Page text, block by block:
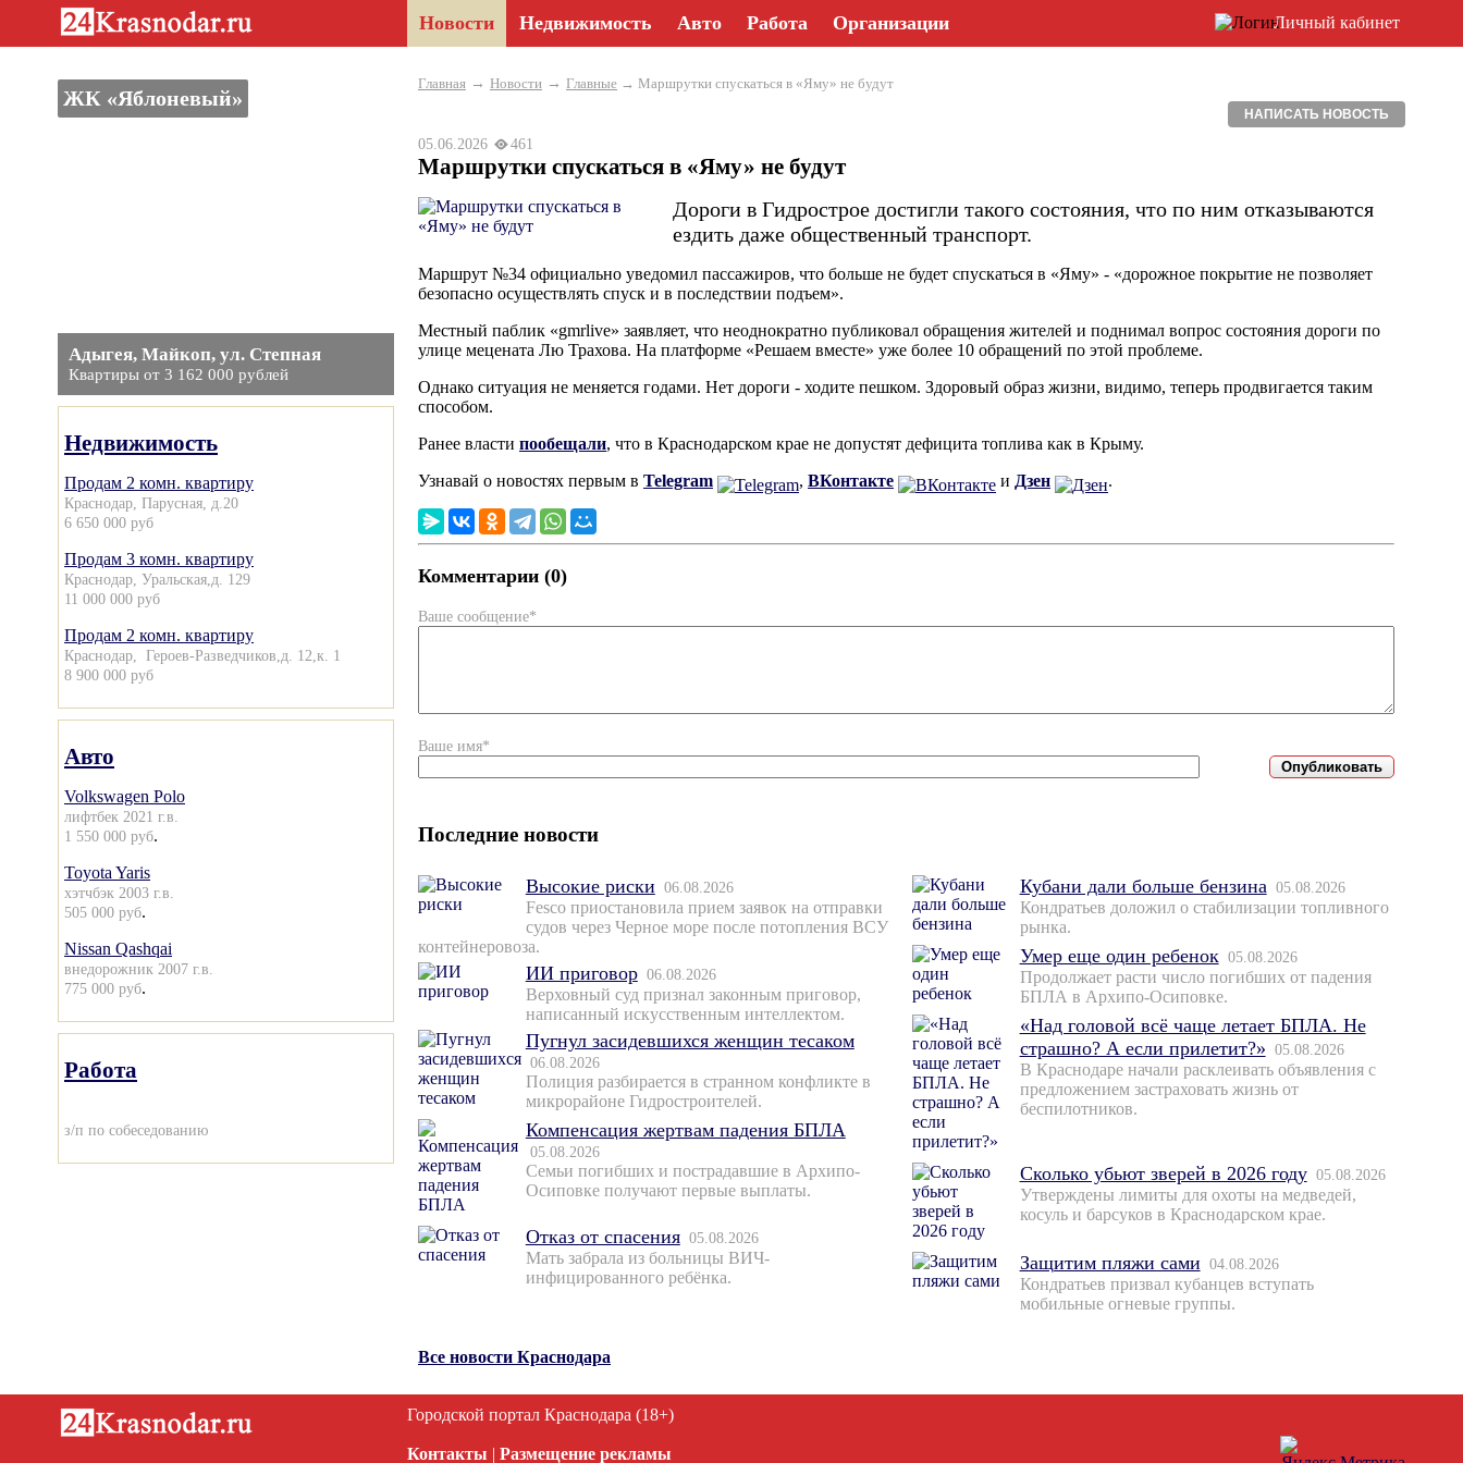
Новости Недвижимость Авто Работа Организации Личный кабинет
ЖК «Яблоневый»
Адыгея, Майкоп, ул. Степная
Квартиры от 3 162 000 рублей
Недвижимость
Продам 2 комн. квартиру
Краснодар, Парусная, д.20
6 650 000 руб
Продам 3 комн. квартиру
Краснодар, Уральская,д. 129
11 000 000 руб
Продам 2 комн. квартиру
Краснодар, Героев-Разведчиков,д. 12,к. 1
8 900 000 руб
Авто
Volkswagen Polo
лифтбек 2021 г.в.
1 550 000 руб.
Toyota Yaris
хэтчбэк 2003 г.в.
505 000 руб.
Nissan Qashqai
внедорожник 2007 г.в.
775 000 руб.
Работа
з/п по собеседованию
Главная → Новости → Главные → Маршрутки спускаться в «Яму» не будут
НАПИСАТЬ НОВОСТЬ
05.06.2026 461
Маршрутки спускаться в «Яму» не будут
Дороги в Гидрострое достигли такого состояния, что по ним отказываются
ездить даже общественный транспорт.
Маршрут №34 официально уведомил пассажиров, что больше не будет спускаться в «Яму» - «дорожное покрытие не позволяет
безопасно осуществлять спуск и в последствии подъем».
Местный паблик «gmrlive» заявляет, что неоднократно публиковал обращения жителей и поднимал вопрос состояния дороги по
улице мецената Лю Трахова. На платформе «Решаем вместе» уже более 10 обращений по этой проблеме.
Однако ситуация не меняется годами. Нет дороги - ходите пешком. Здоровый образ жизни, видимо, теперь продвигается таким
способом.
Ранее власти пообещали, что в Краснодарском крае не допустят дефицита топлива как в Крыму.
Узнавай о новостях первым в Telegram , ВКонтакте и Дзен .
Комментарии (0)
Ваше сообщение*
Ваше имя*
Последние новости
Высокие риски 06.08.2026
Fesco приостановила прием заявок на отправки
судов через Черное море после потопления ВСУ
контейнеровоза.
ИИ приговор 06.08.2026
Верховный суд признал законным приговор,
написанный искусственным интеллектом.
Пугнул засидевшихся женщин тесаком
06.08.2026
Полиция разбирается в странном конфликте в
микрорайоне Гидростроителей.
Компенсация жертвам падения БПЛА
05.08.2026
Семьи погибших и пострадавшие в Архипо-
Осиповке получают первые выплаты.
Отказ от спасения 05.08.2026
Мать забрала из больницы ВИЧ-
инфицированного ребёнка.
Кубани дали больше бензина 05.08.2026
Кондратьев доложил о стабилизации топливного
рынка.
Умер еще один ребенок 05.08.2026
Продолжает расти число погибших от падения
БПЛА в Архипо-Осиповке.
«Над головой всё чаще летает БПЛА. Не
страшно? А если прилетит?» 05.08.2026
В Краснодаре начали расклеивать объявления с
предложением застраховать жизнь от
беспилотников.
Сколько убьют зверей в 2026 году 05.08.2026
Утверждены лимиты для охоты на медведей,
косуль и барсуков в Краснодарском крае.
Защитим пляжи сами 04.08.2026
Кондратьев призвал кубанцев вступать
мобильные огневые группы.
Все новости Краснодара
Городской портал Краснодара (18+)
Контакты | Размещение рекламы